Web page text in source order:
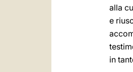
alla
e
in